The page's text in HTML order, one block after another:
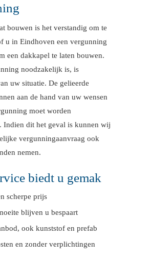
bouwen is het verstandig om te
u in Eindhoven een vergunning
een dakkapel te laten bouwen.
noodzakelijk is, is
uw situatie. De gelieerde
aan de hand van uw wensen
moet worden
Indien dit het geval is kunnen wij
vergunningaanvraag ook
nemen.
biedt u gemak
scherpe prijs
blijven u bespaart
ook kunststof en prefab
en zonder verplichtingen